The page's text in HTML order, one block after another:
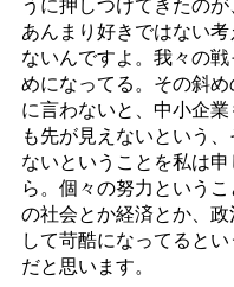
あんまり好きではない
ないんですよ。我々の
めになってる。その斜
に言わないと、中小企
も先が見えないという
ないということを私は
ら。個々の努力という
の社会とか経済とか、
して苛酷になってると
だと思います。